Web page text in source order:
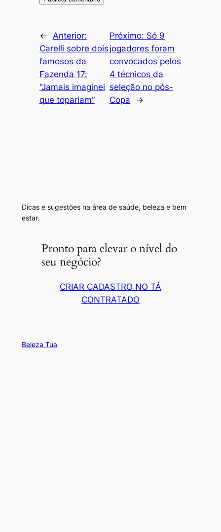
←
Anterior:
Carelli sobre dois
famosos da
Fazenda 17:
“Jamais imaginei
que topariam”
Próximo: Só 9
jogadores foram
convocados pelos
4 técnicos da
seleção no pós-
Copa
→
Dicas e sugestões na área de saúde, beleza e bem
estar.
Pronto para elevar o nível do
seu negócio?
CRIAR CADASTRO NO TÁ
CONTRATADO
Beleza Tua